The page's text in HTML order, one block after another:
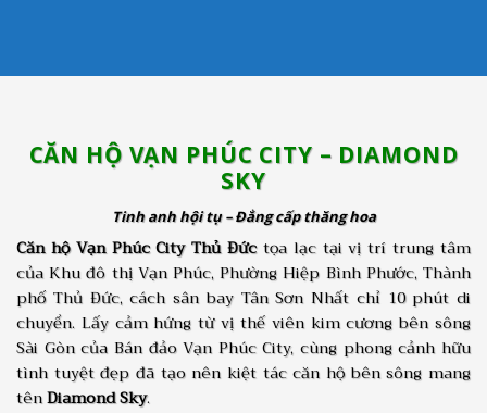
CĂN HỘ VẠN PHÚC CITY – DIAMOND
SKY
Tinh anh hội tụ – Đẳng cấp thăng hoa
Căn hộ Vạn Phúc City Thủ Đứctọa lạc tại vị trí trung tâm
của Khu đô thị Vạn Phúc, Phường Hiệp Bình Phước, Thành
phố Thủ Đức, cách sân bay Tân Sơn Nhất chỉ 10 phút di
chuyển. Lấy cảm hứng từ vị thế viên kim cương bên sông
Sài Gòn của Bán đảo Vạn Phúc City, cùng phong cảnh hữu
tình tuyệt đẹp đã tạo nên kiệt tác căn hộ bên sông mang
tênDiamond Sky.